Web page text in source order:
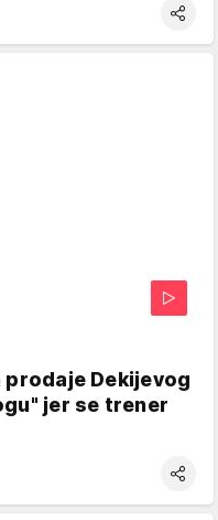
prodaje Dekijevog
jer se trener